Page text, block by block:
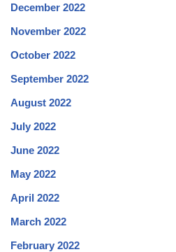
December 2022
November 2022
October 2022
September 2022
August 2022
July 2022
June 2022
May 2022
April 2022
March 2022
February 2022